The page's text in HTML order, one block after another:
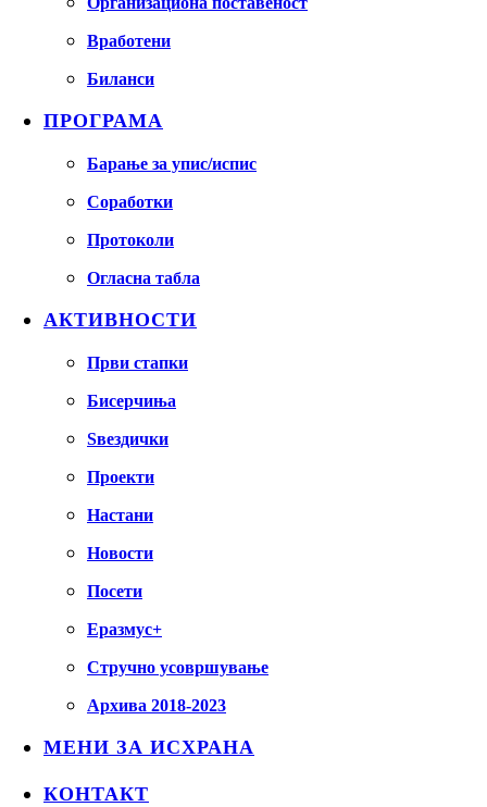
Вработени
Биланси
ПРОГРАМА
Барање за упис/испис
Соработки
Протоколи
Огласна табла
АКТИВНОСТИ
Први стапки
Бисерчиња
Ѕвездички
Проекти
Настани
Новости
Посети
Еразмус+
Стручно усовршување
Архива 2018-2023
МЕНИ ЗА ИСХРАНА
КОНТАКТ